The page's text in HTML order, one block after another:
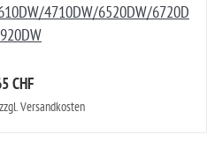
4710DW/6520DW/6720D
CHF
Versandkosten